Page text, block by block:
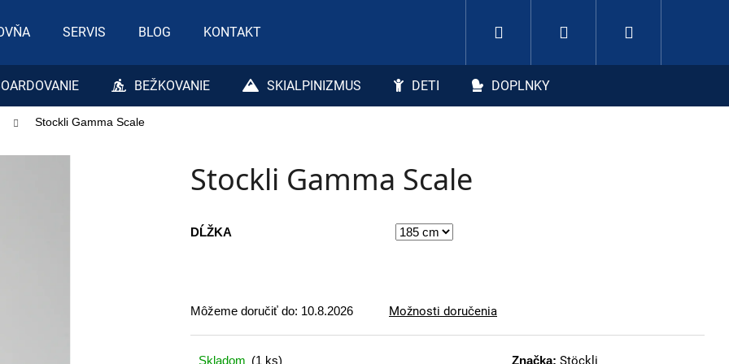
SERVIS BLOG KONTAKT Prihlásenie
BEŽKOVANIE SKIALPINIZMUS DETI DOPLNKY
Stockli Gamma Scale
Stockli Gamma Scale
DĹŽKA
Môžeme doručiť do: 10.8.2026 Možnosti doručenia
Skladom (1 ks) Značka: Stöckli
potrebujete nájsť?